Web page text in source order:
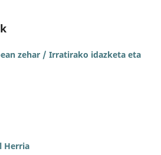
zehar / Irratirako idazketa eta
Herria